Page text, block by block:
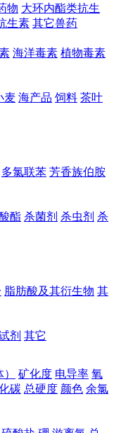
物 大环内酯类抗生
生素 其它兽药
海洋毒素 植物毒素
麦 海产品 饲料 茶叶
多氯联苯 芳香族伯胺
酯 杀菌剂 杀虫剂 杀
脂肪酸及其衍生物 其
剂 其它
矿化度 电导率 氧
碳 总硬度 颜色 余氯